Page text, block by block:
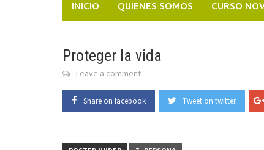
INICIO QUIENES SOMOS CURSO
Proteger la vida
Leave a comment
Share on facebook Tweet on twitter